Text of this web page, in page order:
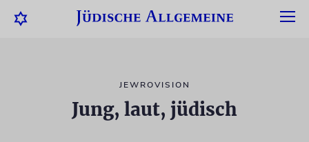
JEWROVISION
Jung, laut, jüdisch